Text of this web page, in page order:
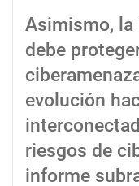
Asimismo,
debe
evolución
riesgos de
informe